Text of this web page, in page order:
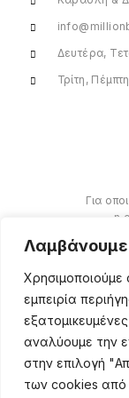
εμπειρία
αναλύουμε την
στην επιλογή
των cookies από
Δευτέρα,
Τρίτη,
Για
η
Copyright ©